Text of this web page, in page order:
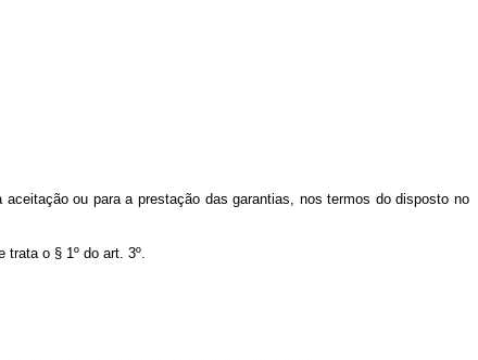
ou para a prestação das garantias, nos termos do disposto no
o § 1º do art. 3º.